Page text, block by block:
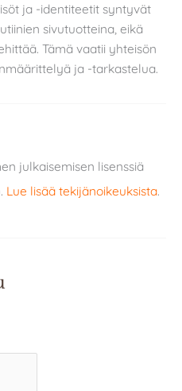
ja -identiteetit syntyvät
sivutuotteina, eikä
Tämä vaatii yhteisön
ja -tarkastelua.
julkaisemisen lisenssiä
Lue lisää tekijänoikeuksista.